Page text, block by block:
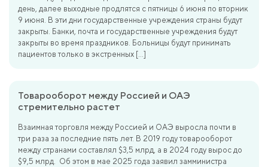
день, далее выходные продлятся с пятницы 6 июня по вторник
9 июня. В эти дни государственные учреждения страны будут
закрыты. Банки, почта и государственные учреждения будут
закрыты во время праздников. Больницы будут принимать
пациентов только в экстренных […]
Товарооборот между Россией и ОАЭ
стремительно растет
Взаимная торговля между Россией и ОАЭ выросла почти в
три раза за последние пять лет. В 2019 году товарооборот
между странами составлял $3,5 млрд, а в 2024 году вырос до
$9,5 млрд. Об этом в мае 2025 года заявил замминистра